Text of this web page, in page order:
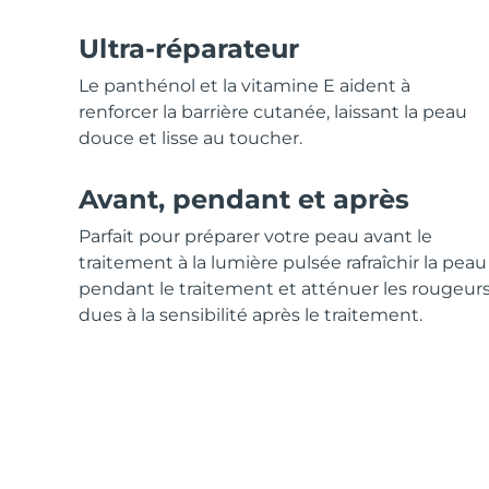
Ultra-réparateur
Le panthénol et la vitamine E aident à
renforcer la barrière cutanée, laissant la peau
douce et lisse au toucher.
Avant, pendant et après
Parfait pour préparer votre peau avant le
traitement à la lumière pulsée rafraîchir la peau
pendant le traitement et atténuer les
dues à la sensibilité après le traitement.